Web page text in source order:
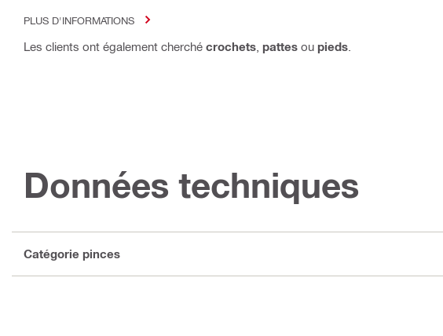
PLUS D'INFORMATIONS
Les clients ont également cherché crochets pattes ou pieds
Données techniques
Catégorie pinces